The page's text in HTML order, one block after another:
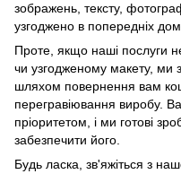
зображень, тексту,
узгоджено в попередніх
Проте, якщо наші послуги
чи узгодженому макету, ми
шляхом повернення вам
перегравіювання виробу.
пріоритетом, і ми готові
забезпечити його.
Будь ласка, зв'яжіться з